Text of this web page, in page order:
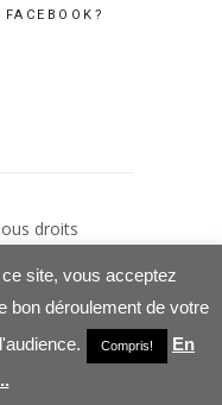
droits
site, vous acceptez
bon déroulement de votre
Compris!
En